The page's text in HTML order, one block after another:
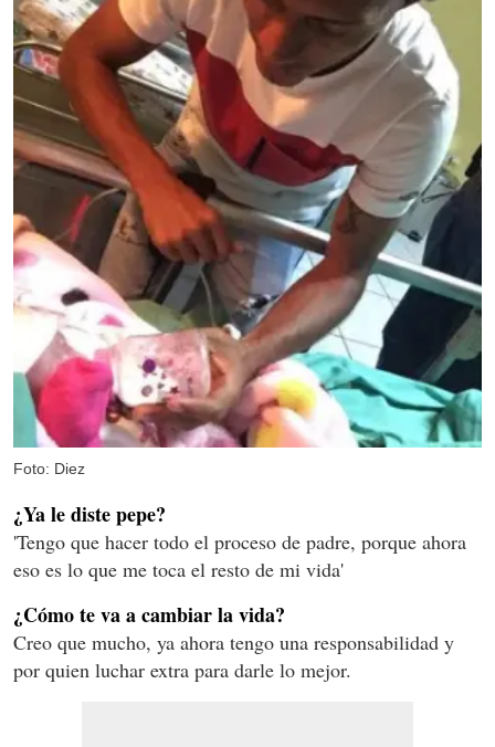
Foto: Diez
¿Ya le diste pepe?
'Tengo que hacer todo el proceso de padre, porque ahora
eso es lo que me toca el resto de mi vida'
¿Cómo te va a cambiar la vida?
Creo que mucho, ya ahora tengo una responsabilidad y
por quien luchar extra para darle lo mejor.